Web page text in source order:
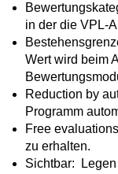
in der die VPL-
Wert wird beim
Reduction by
Programm
Free
zu erhalten.
Sichtbar: